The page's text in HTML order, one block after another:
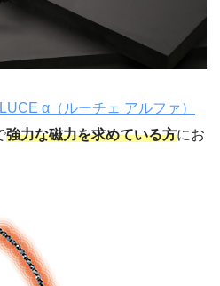
α（ルーチェ アルファ）
強力な磁力を求めている方にお